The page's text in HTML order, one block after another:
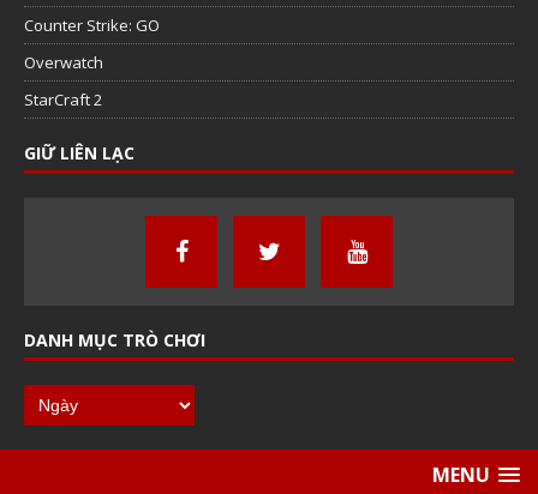
Counter Strike: GO
Overwatch
StarCraft 2
GIỮ LIÊN LẠC
DANH MỤC TRÒ CHƠI
MENU